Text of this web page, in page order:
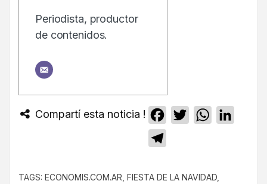
Periodista, productor
de contenidos.
Compartí esta noticia ! Facebook
TwitterWhatsApp
TAGS: ECONOMIS.COM.AR FIESTA DE LA NAVIDAD